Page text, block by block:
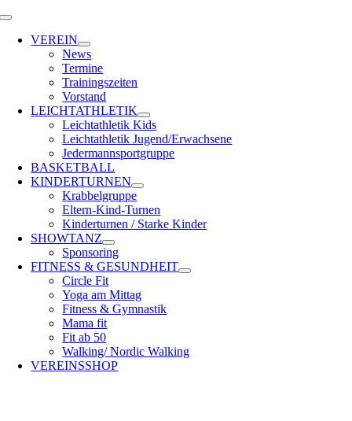
Zum
springen
Toggle
NavigationVEREIN
News
Termine
Trainingszeiten
Vorstand
LEICHTATHLETIK
Leichtathletik Kids
Leichtathletik Jugend/Erwachsene
Jedermannsportgruppe
BASKETBALL
KINDERTURNEN
Krabbelgruppe
Eltern-Kind-Turnen
Kinderturnen / Starke Kinder
SHOWTANZ
Sponsoring
FITNESS & GESUNDHEIT
Circle Fit
Yoga am Mittag
Fitness & Gymnastik
Mama fit
Fit ab 50
Walking/ Nordic Walking
VEREINSSHOP